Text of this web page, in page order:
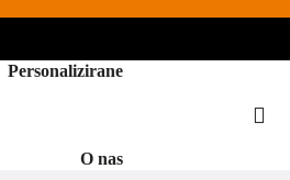
Personalizirane
O nas